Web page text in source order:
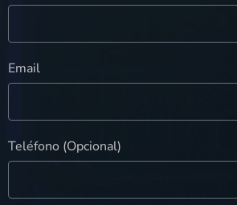
Email
Teléfono (Opcional)